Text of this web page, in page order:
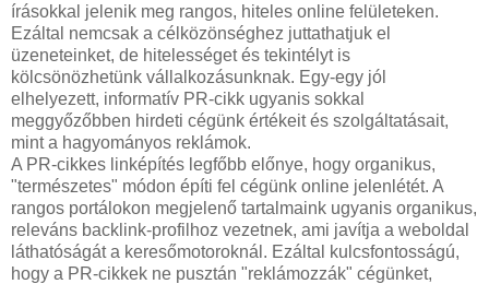
írásokkal jelenik meg rangos, hiteles online felületeken.
Ezáltal nemcsak a célközönséghez juttathatjuk el
üzeneteinket, de hitelességet és tekintélyt is
kölcsönözhetünk vállalkozásunknak. Egy-egy jól
elhelyezett, informatív PR-cikk ugyanis sokkal
meggyőzőbben hirdeti cégünk értékeit és szolgáltatásait,
mint a hagyományos reklámok.
A PR-cikkes linképítés legfőbb előnye, hogy organikus,
"természetes" módon építi fel cégünk online jelenlétét. A
rangos portálokon megjelenő tartalmaink ugyanis organikus,
releváns backlink-profilhoz vezetnek, ami javítja a weboldal
láthatóságát a keresőmotoroknál. Ezáltal kulcsfontosságú,
hogy a PR-cikkek ne pusztán "reklámozzák" cégünket,